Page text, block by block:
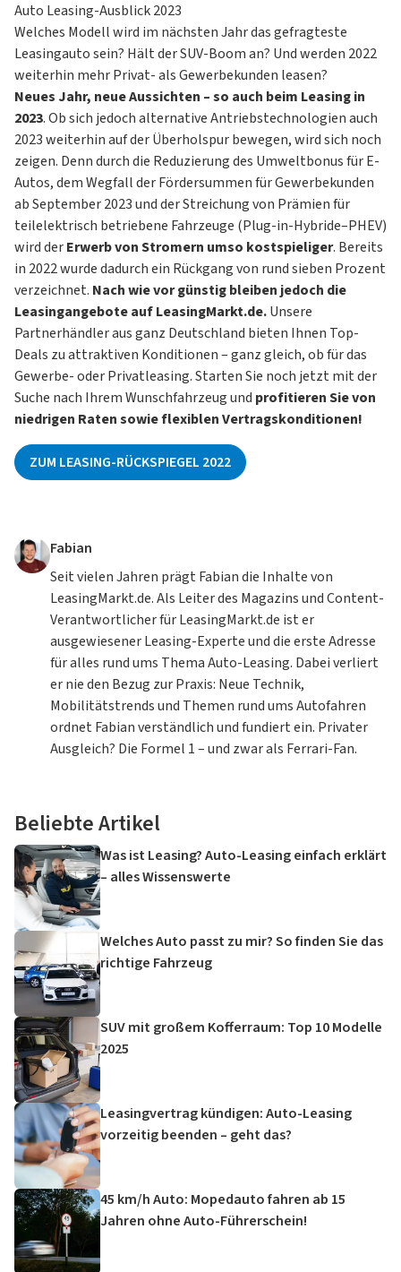
Auto Leasing-Ausblick 2023
Welches Modell wird im nächsten Jahr das gefragteste
Leasingauto sein? Hält der SUV-Boom an? Und werden 2022
weiterhin mehr Privat- als Gewerbekunden leasen?
Neues Jahr, neue Aussichten – so auch beim Leasing in
2023. Ob sich jedoch alternative Antriebstechnologien auch
2023 weiterhin auf der Überholspur bewegen, wird sich noch
zeigen. Denn durch die Reduzierung des Umweltbonus für E-
Autos, dem Wegfall der Fördersummen für Gewerbekunden
ab September 2023 und der Streichung von Prämien für
teilelektrisch betriebene Fahrzeuge (Plug-in-Hybride–PHEV)
wird derErwerb von Stromern umso kostspieliger. Bereits
in 2022 wurde dadurch ein Rückgang von rund sieben Prozent
verzeichnet. Nach wie vor günstig bleiben jedoch die
Leasingangebote auf LeasingMarkt.de.Unsere
Partnerhändler aus ganz Deutschland bieten Ihnen Top-
Deals zu attraktiven Konditionen – ganz gleich, ob für das
Gewerbe- oderPrivatleasing. Starten Sie noch jetzt mit der
Suche nach Ihrem Wunschfahrzeug und profitieren Sie von
niedrigen Raten sowie flexiblen Vertragskonditionen!
ZUM LEASING-RÜCKSPIEGEL 2022
Fabian
Seit vielen Jahren prägt Fabian die Inhalte von
LeasingMarkt.de. Als Leiter des Magazins und Content-
Verantwortlicher für LeasingMarkt.de ist er
ausgewiesener Leasing-Experte und die erste Adresse
für alles rund ums Thema Auto-Leasing. Dabei verliert
er nie den Bezug zur Praxis: Neue Technik,
Mobilitätstrends und Themen rund ums Autofahren
ordnet Fabian verständlich und fundiert ein. Privater
Ausgleich? Die Formel 1 – und zwar als Ferrari-Fan.
Beliebte Artikel
Was ist Leasing? Auto-Leasing einfach erklärt
– alles Wissenswerte
Welches Auto passt zu mir? So finden Sie das
richtige Fahrzeug
SUV mit großem Kofferraum: Top 10 Modelle
2025
Leasingvertrag kündigen: Auto-Leasing
vorzeitig beenden – geht das?
45 km/h Auto: Mopedauto fahren ab 15
Jahren ohne Auto-Führerschein!